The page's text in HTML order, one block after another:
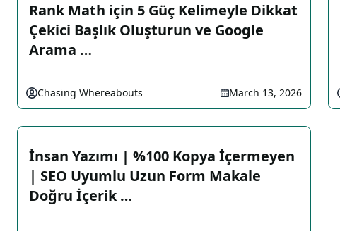
Rank Math için 5 Güç Kelimeyle Dikkat
Çekici Başlık Oluşturun ve Google
Arama …
Chasing Whereabouts March 13, 2026
İnsan Yazımı | %100 Kopya İçermeyen
| SEO Uyumlu Uzun Form Makale
Doğru İçerik …